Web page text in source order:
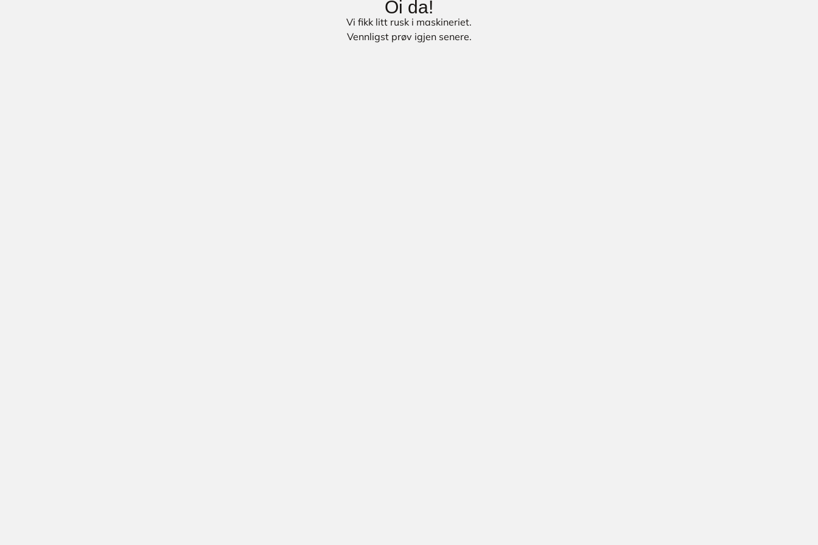
Oi da!
Vi fikk litt rusk i maskineriet.
Vennligst prøv igjen senere.